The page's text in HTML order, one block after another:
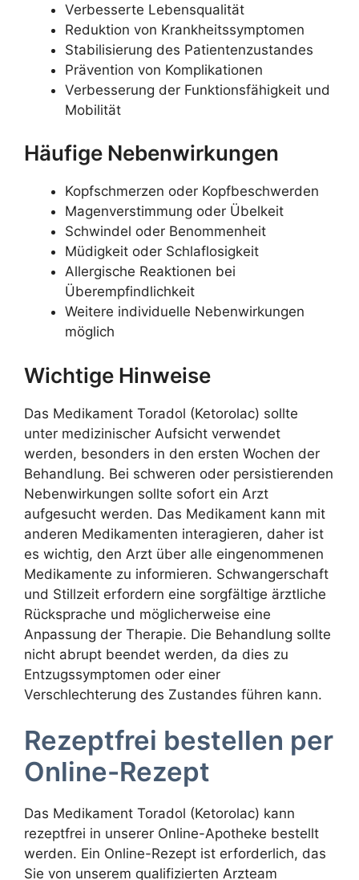
Verbesserte Lebensqualität
Reduktion von Krankheitssymptomen
Stabilisierung des Patientenzustandes
Prävention von Komplikationen
Verbesserung der Funktionsfähigkeit und
Mobilität
Häufige Nebenwirkungen
Kopfschmerzen oder Kopfbeschwerden
Magenverstimmung oder Übelkeit
Schwindel oder Benommenheit
Müdigkeit oder Schlaflosigkeit
Allergische Reaktionen bei
Überempfindlichkeit
Weitere individuelle Nebenwirkungen
möglich
Wichtige Hinweise
Das Medikament Toradol (Ketorolac) sollte
unter medizinischer Aufsicht verwendet
werden, besonders in den ersten Wochen der
Behandlung. Bei schweren oder persistierenden
Nebenwirkungen sollte sofort ein Arzt
aufgesucht werden. Das Medikament kann mit
anderen Medikamenten interagieren, daher ist
es wichtig, den Arzt über alle eingenommenen
Medikamente zu informieren. Schwangerschaft
und Stillzeit erfordern eine sorgfältige ärztliche
Rücksprache und möglicherweise eine
Anpassung der Therapie. Die Behandlung sollte
nicht abrupt beendet werden, da dies zu
Entzugssymptomen oder einer
Verschlechterung des Zustandes führen kann.
Rezeptfrei bestellen per
Online-Rezept
Das Medikament Toradol (Ketorolac) kann
rezeptfrei in unserer Online-Apotheke bestellt
werden. Ein Online-Rezept ist erforderlich, das
Sie von unserem qualifizierten Arzteam